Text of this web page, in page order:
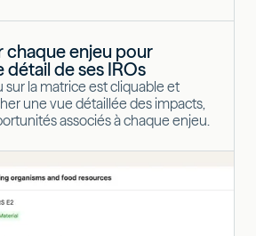
chaque enjeu pour
détail de ses IROs
sur la matrice est cliquable et
une vue détaillée des impacts,
associés à chaque enjeu.